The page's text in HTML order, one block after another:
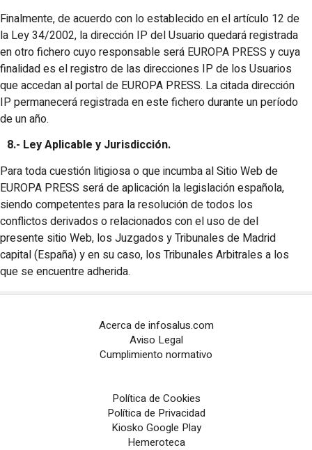
Finalmente, de acuerdo con lo establecido en el artículo 12 de
la Ley 34/2002, la dirección IP del Usuario quedará registrada
en otro fichero cuyo responsable será EUROPA PRESS y cuya
finalidad es el registro de las direcciones IP de los Usuarios
que accedan al portal de EUROPA PRESS. La citada dirección
IP permanecerá registrada en este fichero durante un período
de un año.
8.- Ley Aplicable y Jurisdicción.
Para toda cuestión litigiosa o que incumba al Sitio Web de
EUROPA PRESS será de aplicación la legislación española,
siendo competentes para la resolución de todos los
conflictos derivados o relacionados con el uso de del
presente sitio Web, los Juzgados y Tribunales de Madrid
capital (España) y en su caso, los Tribunales Arbitrales a los
que se encuentre adherida.
Acerca de infosalus.com
Aviso Legal
Cumplimiento normativo
Política de Cookies
Política de Privacidad
Kiosko Google Play
Hemeroteca